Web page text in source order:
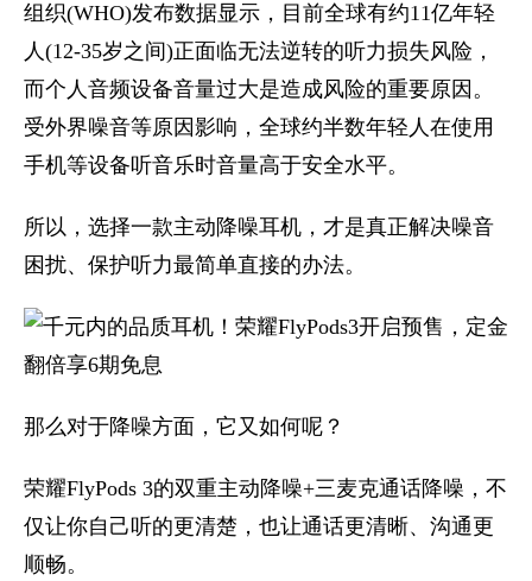
组织(WHO)发布数据显示，目前全球有约11亿年轻
人(12-35岁之间)正面临无法逆转的听力损失风险，
而个人音频设备音量过大是造成风险的重要原因。
受外界噪音等原因影响，全球约半数年轻人在使用
手机等设备听音乐时音量高于安全水平。
所以，选择一款主动降噪耳机，才是真正解决噪音
困扰、保护听力最简单直接的办法。
那么对于降噪方面，它又如何呢？
荣耀FlyPods 3的双重主动降噪+三麦克通话降噪，不
仅让你自己听的更清楚，也让通话更清晰、沟通更
顺畅。